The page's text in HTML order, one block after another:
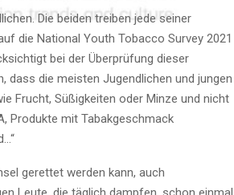
Die beiden treiben jede seiner
die National Youth Tobacco Survey 2021
bei der Überprüfung dieser
dass die meisten Jugendlichen und jungen
Frucht, Süßigkeiten oder Minze und nicht
Produkte mit Tabakgeschmack
gerettet werden kann, auch